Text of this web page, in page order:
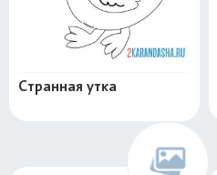
Странная утка